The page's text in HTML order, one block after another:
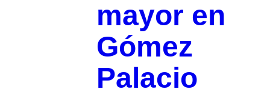
mayor en
Gómez
Palacio